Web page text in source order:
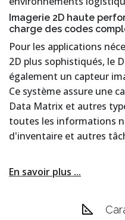
Imagerie 2D haute
charge des codes
Pour les applications
2D plus sophistiqués, le
également un capteur
Ce système assure une
Data Matrix et autres
toutes les informations
d'inventaire et autres
En savoir plus ...